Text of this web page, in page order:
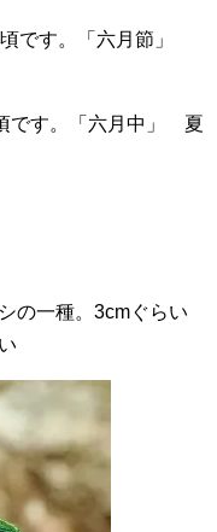
頃です。「六月節」
です。「六月中」 夏
の一種。3cmぐらい